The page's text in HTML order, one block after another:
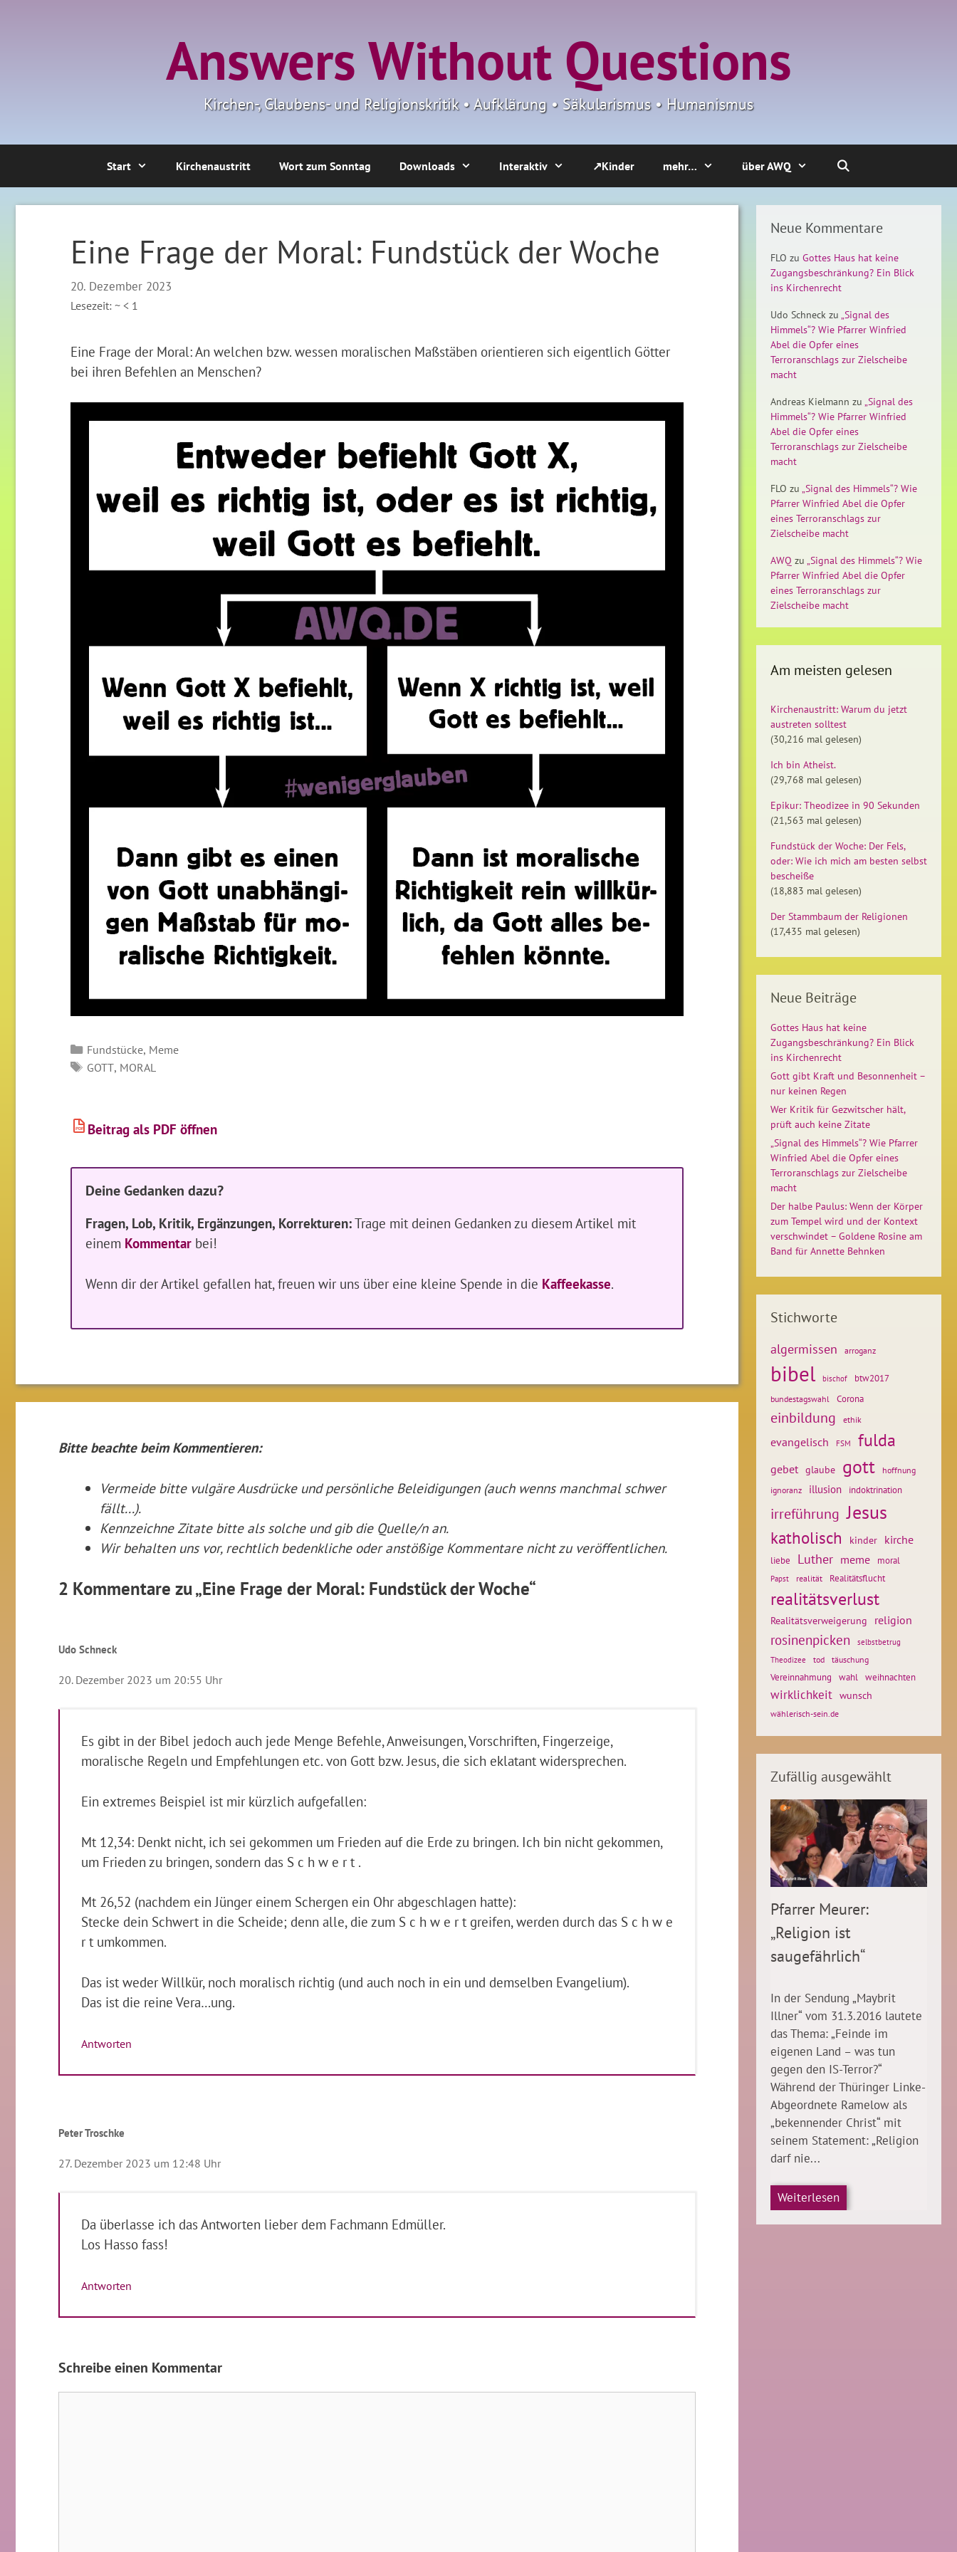
Answers Without Questions
Kirchen-, Glaubens- und Religionskritik • Aufklärung • Säkularismus • Humanismus
Start Kirchenaustritt Wort zum Sonntag Downloads Interaktiv ↗Kinder mehr… über AWQ
Eine Frage der Moral: Fundstück der Woche
20. Dezember 2023
Lesezeit: ~< 1
Eine Frage der Moral: An welchen bzw. wessen moralischen Maßstäben orientieren sich eigentlich Götter
bei ihren Befehlen an Menschen?
Kategorien
Fundstücke, Meme
SCHLAGWÖRTER
GOTT, MORAL
PDF Beitrag als PDF öffnen
Deine Gedanken dazu?
Fragen, Lob, Kritik, Ergänzungen, Korrekturen:Trage mit deinen Gedanken zu diesem Artikel mit
einem Kommentarbei!
Wenn dir der Artikel gefallen hat, freuen wir uns über eine kleine Spende in die Kaffeekasse.
Bitte beachte beim Kommentieren:
Vermeide bitte vulgäre Ausdrücke und persönliche Beleidigungen (auch wenns manchmal schwer
fällt...).
Kennzeichne Zitate bitte als solche und gib die Quelle/n an.
Wir behalten uns vor, rechtlich bedenkliche oder anstößige Kommentare nicht zu veröffentlichen.
2 Kommentare zu „Eine Frage der Moral: Fundstück der Woche“
Udo Schneck
20. Dezember 2023 um 20:55 Uhr
Es gibt in der Bibel jedoch auch jede Menge Befehle, Anweisungen, Vorschriften, Fingerzeige,
moralische Regeln und Empfehlungen etc. von Gott bzw. Jesus, die sich eklatant widersprechen.
Ein extremes Beispiel ist mir kürzlich aufgefallen:
Mt 12,34: Denkt nicht, ich sei gekommen um Frieden auf die Erde zu bringen. Ich bin nicht gekommen,
um Frieden zu bringen, sondern das S c h w e r t .
Mt 26,52 (nachdem ein Jünger einem Schergen ein Ohr abgeschlagen hatte):
Stecke dein Schwert in die Scheide; denn alle, die zum S c h w e r t greifen, werden durch das S c h w e
r t umkommen.
Das ist weder Willkür, noch moralisch richtig (und auch noch in ein und demselben Evangelium).
Das ist die reine Vera…ung.
Antworten
Peter Troschke
27. Dezember 2023 um 12:48 Uhr
Da überlasse ich das Antworten lieber dem Fachmann Edmüller.
Los Hasso fass!
Antworten
Schreibe einen Kommentar
Neue Kommentare
FLO zu Gottes Haus hat keine
Zugangsbeschränkung? Ein Blick
ins Kirchenrecht
Udo Schneck zu „Signal des
Himmels“? Wie Pfarrer Winfried
Abel die Opfer eines
Terroranschlags zur Zielscheibe
macht
Andreas Kielmann zu „Signal des
Himmels“? Wie Pfarrer Winfried
Abel die Opfer eines
Terroranschlags zur Zielscheibe
macht
FLO zu „Signal des Himmels“? Wie
Pfarrer Winfried Abel die Opfer
eines Terroranschlags zur
Zielscheibe macht
AWQ zu „Signal des Himmels“? Wie
Pfarrer Winfried Abel die Opfer
eines Terroranschlags zur
Zielscheibe macht
Am meisten gelesen
Kirchenaustritt: Warum du jetzt
austreten solltest
(30,216 mal gelesen)
Ich bin Atheist.
(29,768 mal gelesen)
Epikur: Theodizee in 90 Sekunden
(21,563 mal gelesen)
Fundstück der Woche: Der Fels,
oder: Wie ich mich am besten selbst
bescheiße
(18,883 mal gelesen)
Der Stammbaum der Religionen
(17,435 mal gelesen)
Neue Beiträge
Gottes Haus hat keine
Zugangsbeschränkung? Ein Blick
ins Kirchenrecht
Gott gibt Kraft und Besonnenheit –
nur keinen Regen
Wer Kritik für Gezwitscher hält,
prüft auch keine Zitate
„Signal des Himmels“? Wie Pfarrer
Winfried Abel die Opfer eines
Terroranschlags zur Zielscheibe
macht
Der halbe Paulus: Wenn der Körper
zum Tempel wird und der Kontext
verschwindet – Goldene Rosine am
Band für Annette Behnken
Stichworte
algermissen arroganz
bibel bischof btw2017
bundestagswahl Corona
einbildung ethik
evangelisch FSM fulda
gebet glaube gott
hoffnung
ignoranz
illusion indoktrination
irreführung Jesus
katholisch kinder kirche
liebe Luther meme moral
Papst realität Realitätsflucht
realitätsverlust
Realitätsverweigerung religion
rosinenpicken
selbstbetrug
Theodizee
tod täuschung
Vereinnahmung wahl weihnachten
wirklichkeit wunsch
wählerisch-sein.de
Zufällig ausgewählt
Pfarrer Meurer:
„Religion ist
saugefährlich“
In der Sendung „Maybrit
Illner“ vom 31.3.2016 lautete
das Thema: „Feinde im
eigenen Land – was tun
gegen den IS-Terror?“
Während der Thüringer Linke-
Abgeordnete Ramelow als
„bekennender Christ“ mit
seinem Statement: „Religion
darf nie...
Weiterlesen